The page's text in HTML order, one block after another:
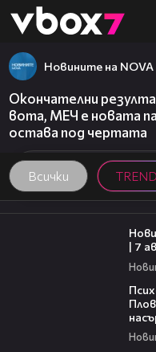
👾
Всички
Новините на NOVA
Окончателни
вота, МЕЧ е новата
остава под чертата
45:26
| 7